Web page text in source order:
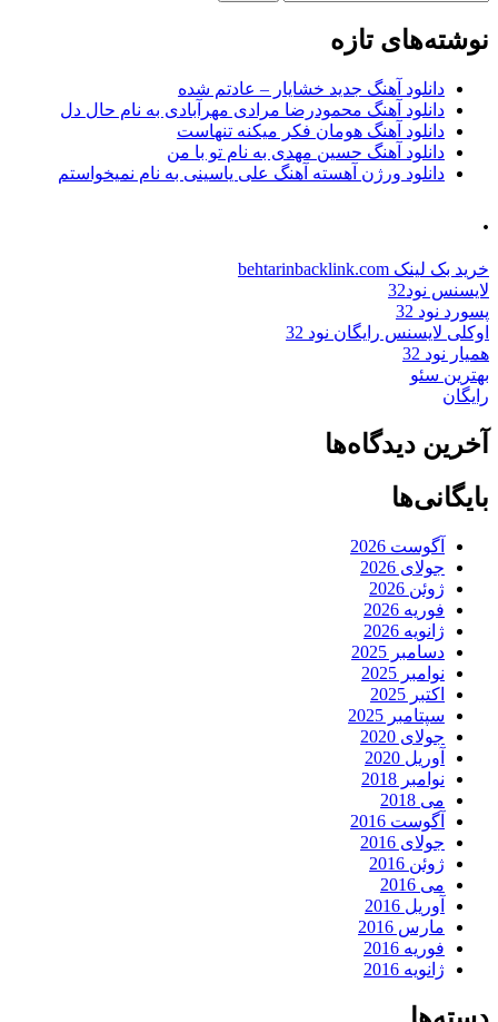
نوشته‌های تازه
دانلود آهنگ جدید خشایار – عادتم شده
دانلود آهنگ محمودرضا مرادی مهرآبادی به نام حال دل
دانلود آهنگ هومان فکر میکنه تنهاست
دانلود آهنگ حسین مهدی به نام تو با من
دانلود ورژن آهسته آهنگ علی یاسینی به نام نمیخواستم
.
خرید بک لینک behtarinbacklink.com
لایسنس نود32
پسورد نود 32
اوکلی لایسنس رایگان نود 32
همیار نود 32
بهترین سئو
رایگان
آخرین دیدگاه‌ها
بایگانی‌ها
آگوست 2026
جولای 2026
ژوئن 2026
فوریه 2026
ژانویه 2026
دسامبر 2025
نوامبر 2025
اکتبر 2025
سپتامبر 2025
جولای 2020
آوریل 2020
نوامبر 2018
می 2018
آگوست 2016
جولای 2016
ژوئن 2016
می 2016
آوریل 2016
مارس 2016
فوریه 2016
ژانویه 2016